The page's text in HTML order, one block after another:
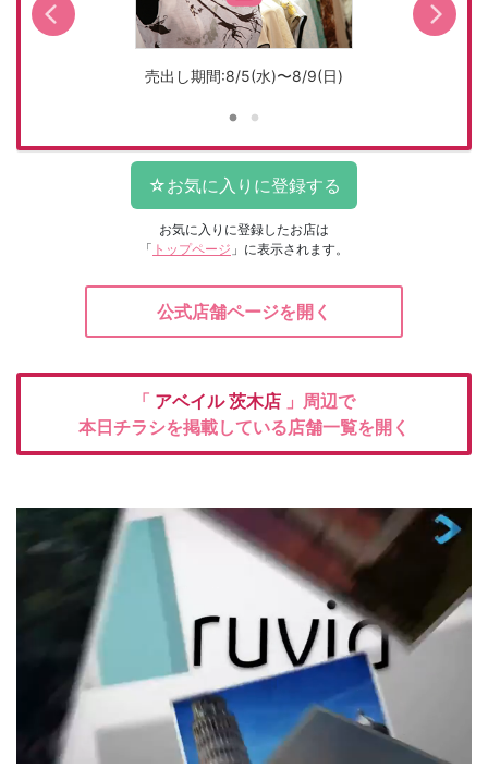
売出し期間:8/5(水)〜8/9(日)
お気に入りに登録したお店は
「 トップページ 」に表示されます。
公式店舗ページを開く
「 アベイル茨木店 」周辺で
本日チラシを掲載している店舗一覧を開く